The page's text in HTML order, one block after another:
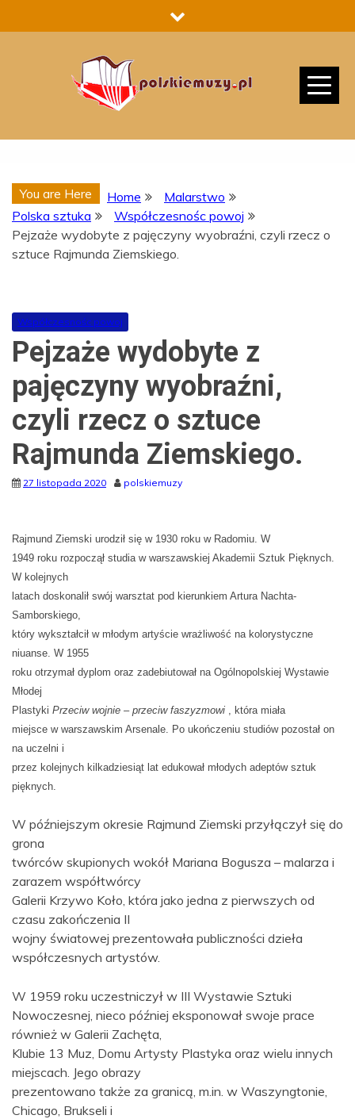
to
You are Here Home
Malarstwo
Polska sztuka
Współczesnośc powoj
Pejzaże wydobyte z pajęczyny wyobraźni, czyli rzecz o
sztuce Rajmunda Ziemskiego.
Współczesnośc powoj
Pejzaże wydobyte z
pajęczyny wyobraźni,
czyli rzecz o sztuce
Rajmunda Ziemskiego.
27 listopada 2020 polskiemuzy
Rajmund Ziemski urodził się w 1930 roku w Radomiu. W
1949 roku rozpoczął studia w warszawskiej Akademii Sztuk Pięknych.
W kolejnych
latach doskonalił swój warsztat pod kierunkiem Artura Nachta-
Samborskiego,
który wykształcił w młodym artyście wrażliwość na kolorystyczne
niuanse. W 1955
roku otrzymał dyplom oraz zadebiutował na Ogólnopolskiej Wystawie
Młodej
Plastyki Przeciw wojnie – przeciw faszyzmowi , która miała
miejsce w warszawskim Arsenale. Po ukończeniu studiów pozostał on
na uczelni i
przez kolejnych kilkadziesiąt lat edukował młodych adeptów sztuk
pięknych.
W późniejszym okresie Rajmund Ziemski przyłączył się do
grona
twórców skupionych wokół Mariana Bogusza – malarza i
zarazem współtwórcy
Galerii Krzywo Koło, która jako jedna z pierwszych od
czasu zakończenia II
wojny światowej prezentowała publiczności dzieła
współczesnych artystów.
W 1959 roku uczestniczył w III Wystawie Sztuki
Nowoczesnej, nieco później eksponował swoje prace
również w Galerii Zachęta,
Klubie 13 Muz, Domu Artysty Plastyka oraz wielu innych
miejscach. Jego obrazy
prezentowano także za granicą, m.in. w Waszyngtonie,
Chicago, Brukseli i